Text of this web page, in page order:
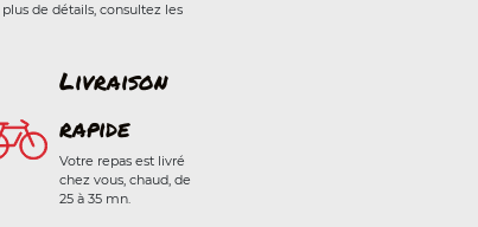
de détails, consultez les
Livraison
rapide
Votre repas est livré
chez vous, chaud, de
25 à 35 mn.